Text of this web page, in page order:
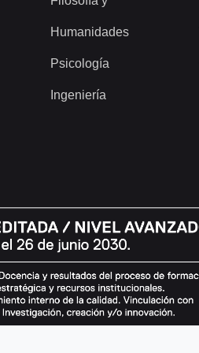
Humanidades
Psicología
Ingeniería